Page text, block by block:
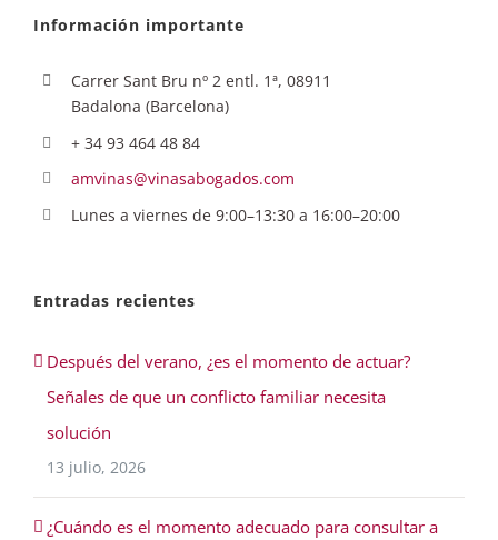
Información importante
Carrer Sant Bru nº 2 entl. 1ª, 08911
Badalona (Barcelona)
+ 34 93 464 48 84
amvinas@vinasabogados.com
Lunes a viernes de 9:00–13:30 a 16:00–20:00
Entradas recientes
Después del verano, ¿es el momento de actuar?
Señales de que un conflicto familiar necesita
solución
13 julio, 2026
¿Cuándo es el momento adecuado para consultar a